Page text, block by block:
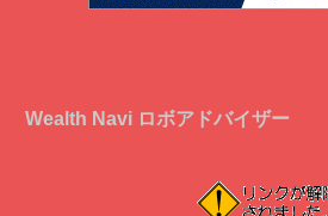
Wealth Navi ロボアドバイザー